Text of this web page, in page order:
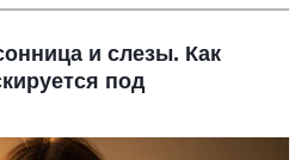
и слезы. Как
под